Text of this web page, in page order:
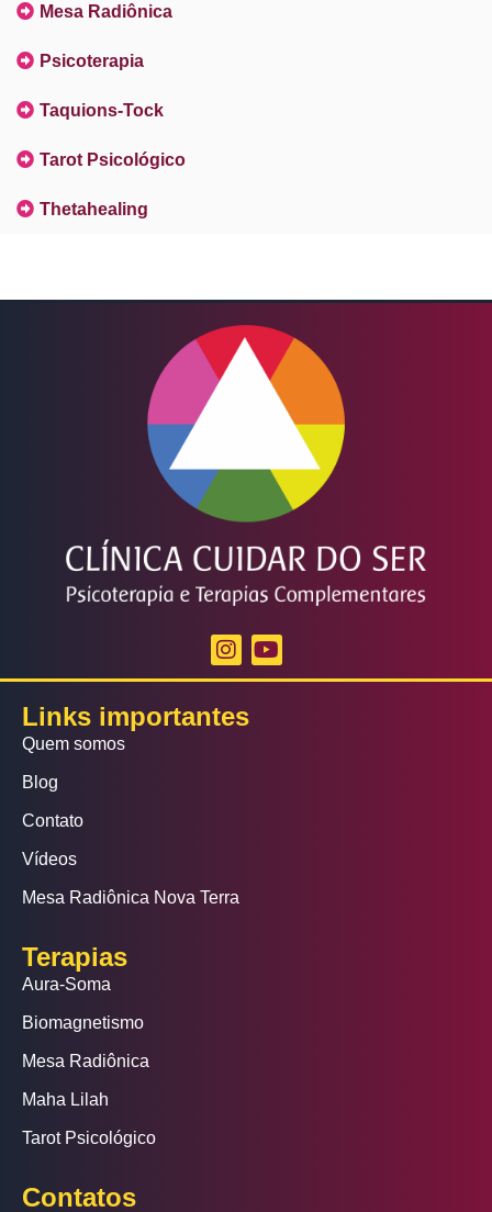
Mesa Radiônica
Psicoterapia
Taquions-Tock
Tarot Psicológico
Thetahealing
Links importantes
Quem somos
Blog
Contato
Vídeos
Mesa Radiônica Nova Terra
Terapias
Aura-Soma
Biomagnetismo
Mesa Radiônica
Maha Lilah
Tarot Psicológico
Contatos